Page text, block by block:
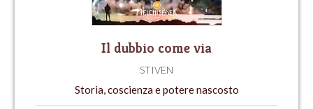
Il dubbio come via
STIVEN
Storia, coscienza e potere nascosto